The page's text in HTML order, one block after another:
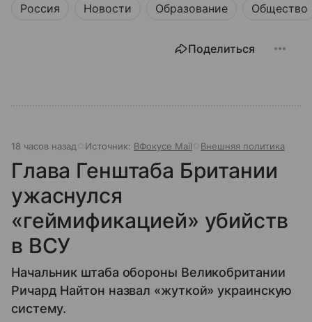
Россия Новости Образование Общество
Поделиться
18 часов назад Источник: ВФокусе Mail Внешняя политика
Глава Генштаба Британии
ужаснулся
«геймификацией» убийств
в ВСУ
Начальник штаба обороны Великобритании
Ричард Найтон назвал «жуткой» украинскую
систему.